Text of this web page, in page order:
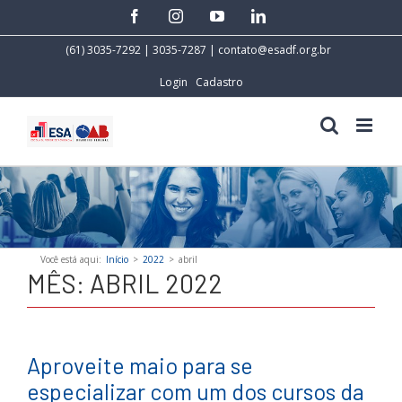
facebookinstagramyoutubelinkedin
(61) 3035-7292 | 3035-7287 | contato@esadf.org.br
Login Cadastro
Você está aqui: Início > 2022 > abril
MÊS: ABRIL 2022
Aproveite maio para se
especializar com um dos cursos da